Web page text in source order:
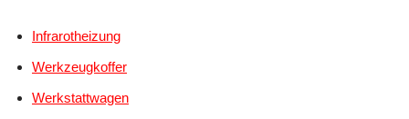
Infrarotheizung
Werkzeugkoffer
Werkstattwagen